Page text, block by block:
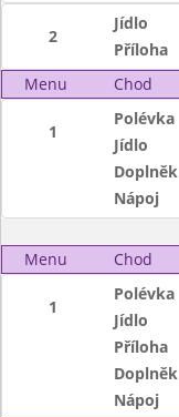
2
Jídlo
Příloha
Menu
Chod
1
Polévka
Jídlo
Doplněk
Nápoj
Menu Chod
1
Polévka
Jídlo
Příloha
Doplněk
Nápoj